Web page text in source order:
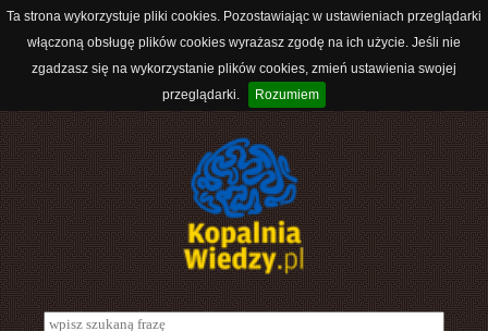
Ta strona wykorzystuje pliki cookies. Pozostawiając w ustawieniach przeglądarki
włączoną obsługę plików cookies wyrażasz zgodę na ich użycie. Jeśli nie
zgadzasz się na wykorzystanie plików cookies, zmień ustawienia swojej
przeglądarki.
Rozumiem